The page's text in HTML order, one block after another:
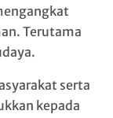
Terutama
serta
kepada